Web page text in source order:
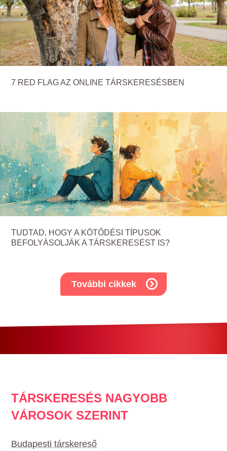
7 RED FLAG AZ ONLINE TÁRSKERESÉSBEN
TUDTAD, HOGY A KÖTŐDÉSI TÍPUSOK
BEFOLYÁSOLJÁK A TÁRSKERESÉST IS?
További cikkek
TÁRSKERESÉS NAGYOBB
VÁROSOK SZERINT
Budapesti társkereső